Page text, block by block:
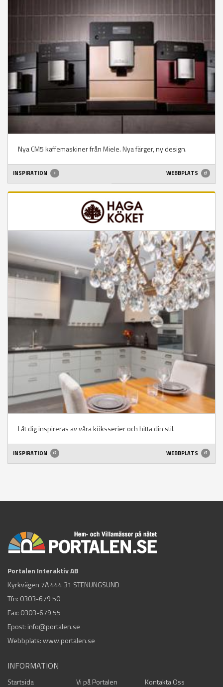
Nya CM5 kaffemaskiner från Miele. Nya färger, ny design.
INSPIRATION WEBBPLATS
Låt dig inspireras av våra köksserier och hitta din stil.
INSPIRATION WEBBPLATS
Portalen Interaktiv AB
Kyrkvägen 7A 444 31 STENUNGSUND
Tfn: 0303-679 50
Fax: 0303-679 55
Epost: info@portalen.se
Webbplats: www.portalen.se
INFORMATION
Startsida Vi på Portalen Kontakta Oss